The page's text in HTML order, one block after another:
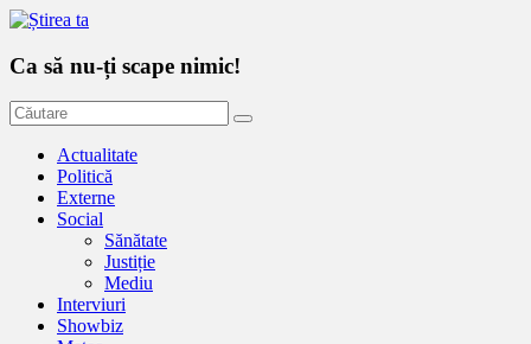
Ca să nu-ți scape nimic!
Actualitate
Politică
Externe
Social
Sănătate
Justiție
Mediu
Interviuri
Showbiz